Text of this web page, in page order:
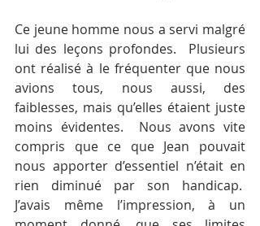
Ce jeune homme nous a servi malgré
lui des leçons profondes.  Plusieurs
ont réalisé à le fréquenter que nous
avions tous, nous aussi, des
faiblesses, mais qu’elles étaient juste
moins évidentes.  Nous avons vite
compris que ce que Jean pouvait
nous apporter d’essentiel n’était en
rien diminué par son handicap.
J’avais même l’impression, à un